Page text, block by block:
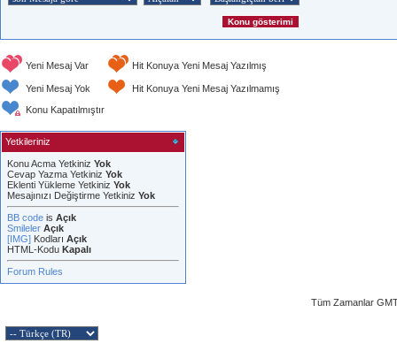
Yeni Mesaj Var Hit Konuya Yeni Mesaj Yazılmış
Yeni Mesaj Yok
Hit Konuya Yeni Mesaj Yazılmamış
Konu Kapatılmıştır
Yetkileriniz
Konu Acma Yetkiniz Yok
Cevap Yazma Yetkiniz Yok
Eklenti Yükleme Yetkiniz Yok
Mesajınızı Değiştirme Yetkiniz Yok
BB code is Açık
Smileler Açık
[IMG] Kodları Açık
HTML-Kodu Kapalı
Forum Rules
Tüm Zamanlar